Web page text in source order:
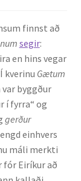
finnst að
segir:
en hins vegar
kverinu Gætum
byggður
í fyrra“ og
gerður
einhvers
máli merkti
fór Eiríkur að